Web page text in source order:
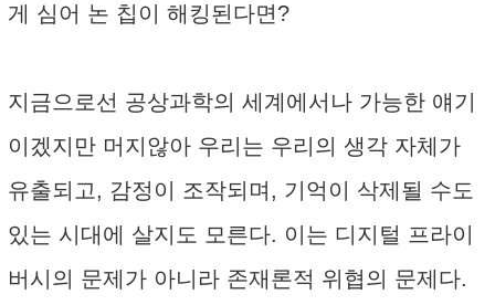
게 심어 논 칩이 해킹된다면?
지금으로선 공상과학의 세계에서나 가능한 얘기
이겠지만 머지않아 우리는 우리의 생각 자체가
유출되고, 감정이 조작되며, 기억이 삭제될 수도
있는 시대에 살지도 모른다. 이는 디지털 프라이
버시의 문제가 아니라 존재론적 위협의 문제다.